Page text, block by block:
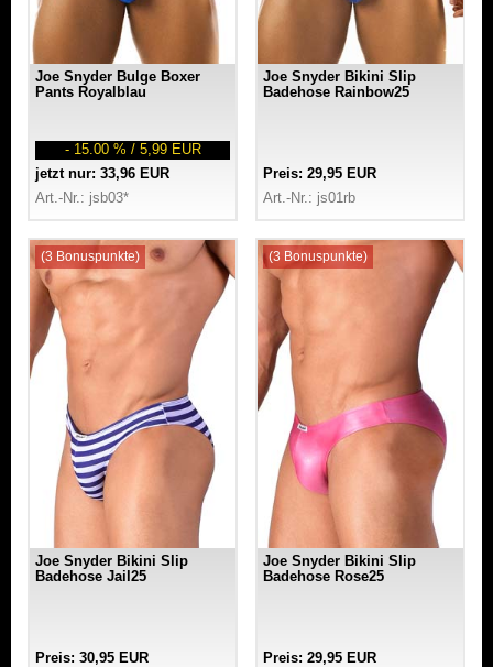
Joe Snyder Bulge Boxer
Pants Royalblau
- 15.00 % / 5,99 EUR
jetzt nur: 33,96 EUR
Art.-Nr.: jsb03*
Joe Snyder Bikini Slip
Badehose Rainbow25
Preis: 29,95 EUR
Art.-Nr.: js01rb
(3 Bonuspunkte)
Joe Snyder Bikini Slip
Badehose Jail25
Preis: 30,95 EUR
(3 Bonuspunkte)
Joe Snyder Bikini Slip
Badehose Rose25
Preis: 29,95 EUR